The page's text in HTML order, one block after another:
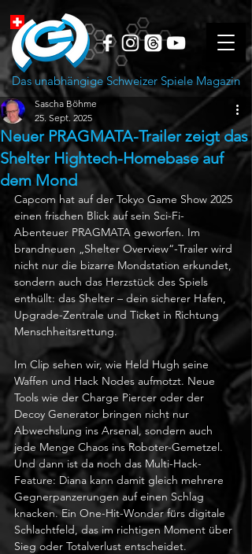
Das unabhängige Schweizer Spiele Magazin
Neuer PRAGMATA-Trailer zeigt das
Shelter Hightech-Homebase auf
dem Mond
Sascha Böhme
25. Sept. 2025
Capcom hat auf der Tokyo Game Show 2025
einen frischen Blick auf sein Sci-Fi-
Abenteuer PRAGMATA geworfen. Im
brandneuen „Shelter Overview“-Trailer wird
nicht nur die bizarre Mondstation erkundet,
sondern auch das Herzstück des Spiels
enthüllt: das Shelter – dein sicherer Hafen,
Upgrade-Zentrale und Ticket in Richtung
Menschheitsrettung.
Im Clip sehen wir, wie Held Hugh seine
Waffen und Hack Nodes aufmotzt. Neue
Tools wie der Charge Piercer oder der
Decoy Generator bringen nicht nur
Abwechslung ins Arsenal, sondern auch
jede Menge Chaos ins Roboter-Gemetzel.
Und dann ist da noch das Multi-Hack-
Feature: Diana kann damit gleich mehrere
Gegnerpanzerungen auf einen Schlag
knacken. Ein One-Hit-Wonder fürs digitale
Schlachtfeld, das im richtigen Moment über
Sieg oder Totalverlust entscheidet.